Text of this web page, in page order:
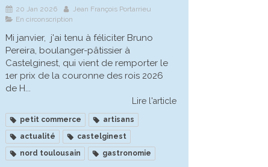
20 Jan 2026
Jean François Portarrieu
En circonscription
Mi janvier, j'ai tenu à féliciter Bruno
Pereira, boulanger-pâtissier à
Castelginest, qui vient de remporter le
1er prix de la couronne des rois 2026
de H...
Lire l'article
petit commerce
artisans
actualité
castelginest
nord toulousain
gastronomie